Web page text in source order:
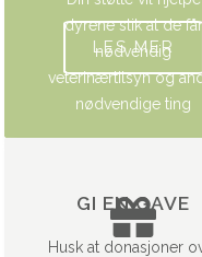
dyrene slik at de får
nødvendig
veterinærtilsyn og
nødvendige ting
LES MER
GI EN GAVE
Husk at donasjoner